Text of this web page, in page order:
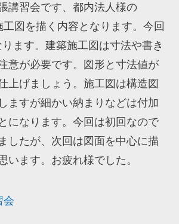
講習会です、都内法人様の
図を描く内容となります。今回
ます。建築施工図は寸法や書き
意が必要です。図形と寸法値が
上げましょう。施工図は構造図
ますが細かい納まりなどは付加
になります。今回は初回なので
したが、次回は図面を中心に描
います。お疲れ様でした。
会